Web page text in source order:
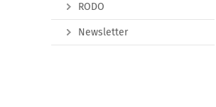
RODO
Newsletter